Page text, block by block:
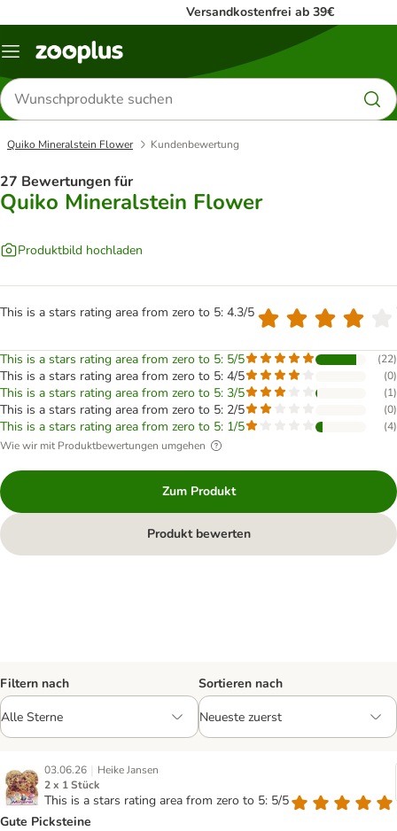
Versandkostenfrei ab 39€
Menü
Produkte
suchen
Quiko Mineralstein Flower Kundenbewertung
27 Bewertungen für
Quiko Mineralstein Flower
Produktbild hochladen
This is a stars rating area from zero to 5: 4.3/5
This is a stars rating area from zero to 5: 5/5 (22)
This is a stars rating area from zero to 5: 4/5 (0)
This is a stars rating area from zero to 5: 3/5 (1)
This is a stars rating area from zero to 5: 2/5 (0)
This is a stars rating area from zero to 5: 1/5 (4)
Wie wir mit Produktbewertungen umgehen
Zum Produkt
Produkt bewerten
Filtern nach Sortieren nach
03.06.26 | Heike Jansen
2 x 1 Stück
This is a stars rating area from zero to 5: 5/5
Gute Picksteine